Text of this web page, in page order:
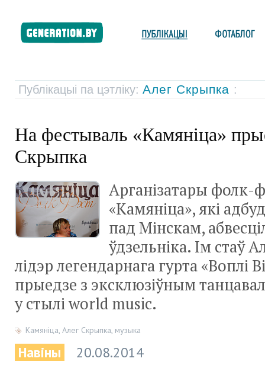
Публікацыі па цэтліку: Алег Скрыпка :
На фестываль «Камяніца»
Скрыпка
Арганізатары фолк-
«Камяніца», які
пад Мінскам,
ўдзельніка. Ім стаў
лідэр легендарнага гурта «Воплі
прыедзе з эксклюзіўным
у стылі world music.
Камяніца, Алег Скрыпка, музыка
Навіны 20.08.2014